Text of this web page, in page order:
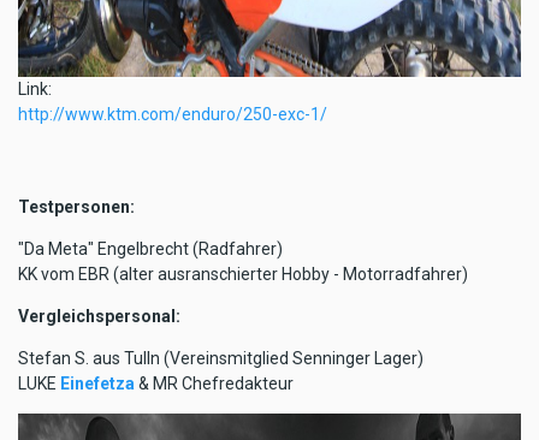
Link:
http://www.ktm.com/enduro/250-exc-1/
Testpersonen:
"Da Meta" Engelbrecht (Radfahrer)
KK vom EBR (alter ausranschierter Hobby - Motorradfahrer)
Vergleichspersonal:
Stefan S. aus Tulln (Vereinsmitglied Senninger Lager)
LUKE Einefetza & MR Chefredakteur